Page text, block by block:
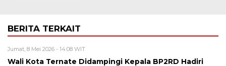
BERITA TERKAIT
Jumat, 8 Mei 2026 - 14:08 WIT
Wali Kota Ternate Didampingi Kepala BP2RD Hadiri